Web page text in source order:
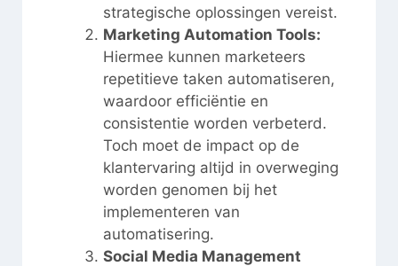
strategische oplossingen vereist.
Marketing Automation Tools:
Hiermee kunnen marketeers
repetitieve taken automatiseren,
waardoor efficiëntie en
consistentie worden verbeterd.
Toch moet de impact op de
klantervaring altijd in overweging
worden genomen bij het
implementeren van
automatisering.
Social Media Management